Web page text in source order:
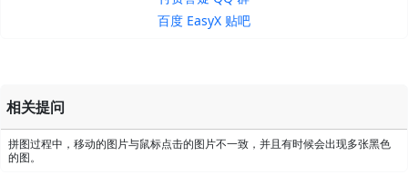
百度 EasyX 贴吧
相关提问
拼图过程中，移动的图片与鼠标点击的图片不一致，并且有时候会出现多张黑色
的图。